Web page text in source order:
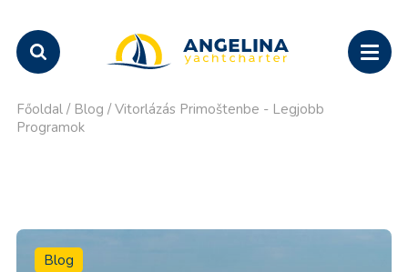
Főoldal / Blog / Vitorlázás Primoštenbe - Legjobb
Programok
Blog